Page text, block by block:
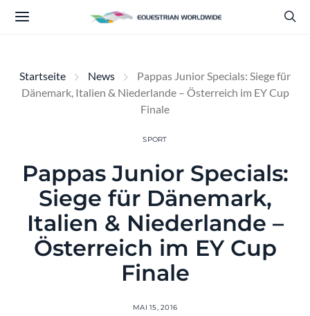
Startseite News
Pappas Junior Specials: Siege für
Dänemark, Italien & Niederlande – Österreich im EY Cup
Finale
SPORT
Pappas Junior Specials:
Siege für Dänemark,
Italien & Niederlande –
Österreich im EY Cup
Finale
MAI 15, 2016